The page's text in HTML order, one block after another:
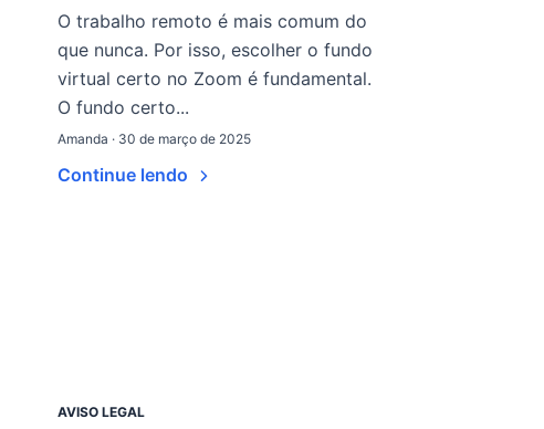
O trabalho remoto é mais comum do
que nunca. Por isso, escolher o fundo
virtual certo no Zoom é fundamental.
O fundo certo...
Amanda · 30 de março de 2025
Continue lendo
AVISO LEGAL